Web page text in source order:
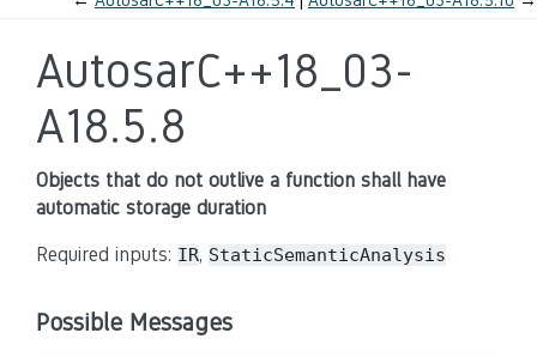
AutosarC++18_03-
A18.5.8
Objects that do not outlive a function shall have
automatic storage duration
Required inputs: IR, StaticSemanticAnalysis
Possible Messages